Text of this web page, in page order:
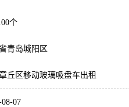
个
青岛城阳区
丘区移动玻璃吸盘车出租
08-07